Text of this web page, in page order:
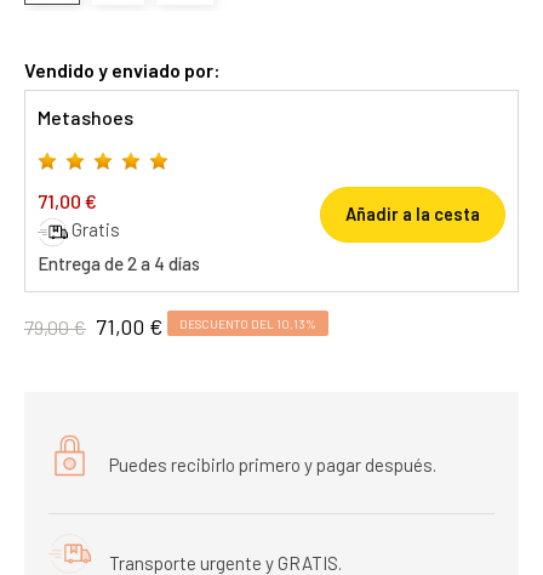
Vendido y enviado por:
Metashoes
71,00 €
Gratis
Entrega de 2 a 4 días
Añadir a la cesta
79,00 € 71,00 € DESCUENTO DEL 10,13%
Puedes recibirlo primero y pagar después.
Transporte urgente y GRATIS.